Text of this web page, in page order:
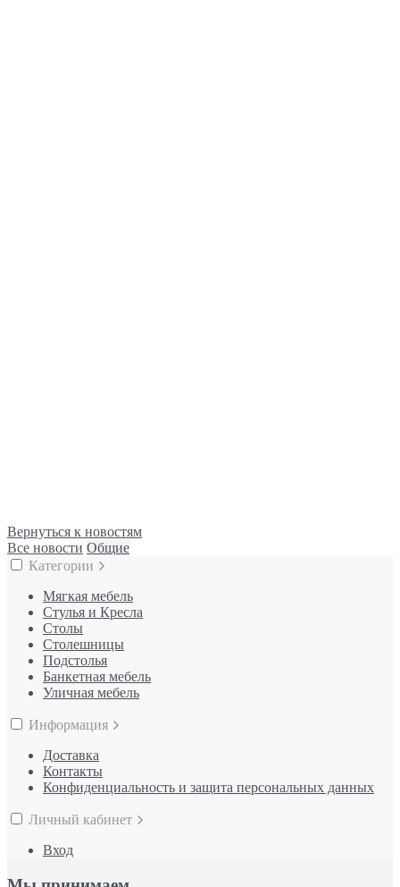
Вернуться к новостям
Все новости Общие
Категории
Мягкая мебель
Стулья и Кресла
Столы
Столешницы
Подстолья
Банкетная мебель
Уличная мебель
Информация
Доставка
Контакты
Конфиденциальность и защита персональных данных
Личный кабинет
Вход